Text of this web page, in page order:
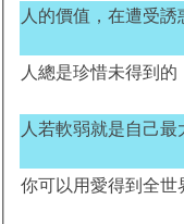
人的價值，在遭受誘
人總是珍惜未得到的
人若軟弱就是自己最
你可以用愛得到全世